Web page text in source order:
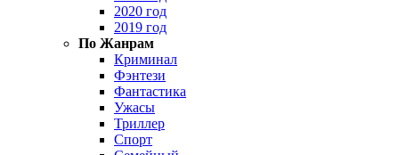
2020 год
2019 год
По Жанрам
Криминал
Фэнтези
Фантастика
Ужасы
Триллер
Спорт